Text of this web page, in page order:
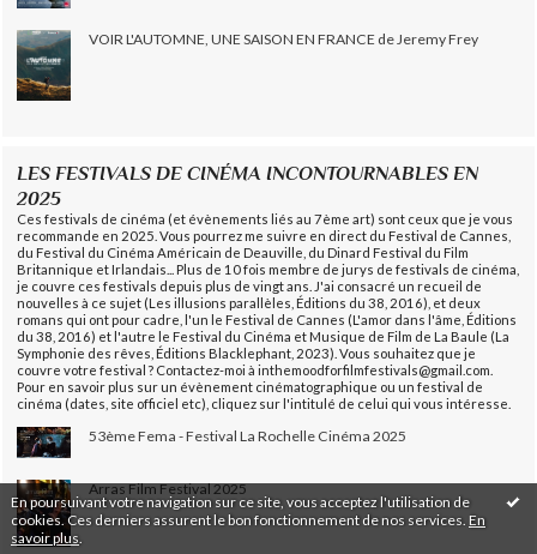
En poursuivant votre navigation sur ce site, vous acceptez l'utilisation de
cookies. Ces derniers assurent le bon fonctionnement de nos services. En
savoir plus
VOIR L'AUTOMNE, UNE SAISON EN FRANCE de Jeremy Frey
LES FESTIVALS DE CINÉMA INCONTOURNABLES EN
2025
Ces festivals de cinéma (et évènements liés au 7ème art) sont ceux que je vous
recommande en 2025. Vous pourrez me suivre en direct du Festival de Cannes,
du Festival du Cinéma Américain de Deauville, du Dinard Festival du Film
Britannique et Irlandais... Plus de 10 fois membre de jurys de festivals de cinéma,
je couvre ces festivals depuis plus de vingt ans. J'ai consacré un recueil de
nouvelles à ce sujet (Les illusions parallèles, Éditions du 38, 2016), et deux
romans qui ont pour cadre, l'un le Festival de Cannes (L'amor dans l'âme, Éditions
du 38, 2016) et l'autre le Festival du Cinéma et Musique de Film de La Baule (La
Symphonie des rêves, Éditions Blacklephant, 2023). Vous souhaitez que je
couvre votre festival ? Contactez-moi à inthemoodforfilmfestivals@gmail.com.
Pour en savoir plus sur un évènement cinématographique ou un festival de
cinéma (dates, site officiel etc), cliquez sur l'intitulé de celui qui vous intéresse.
53ème Fema - Festival La Rochelle Cinéma 2025
Arras Film Festival 2025